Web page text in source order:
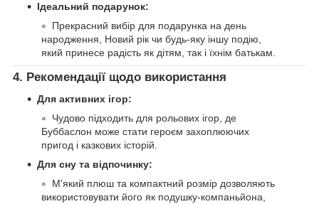
Ідеальний подарунок:
Прекрасний вибір для подарунка на день
народження, Новий рік чи будь-яку іншу подію,
який принесе радість як дітям, так і їхнім батькам.
4. Рекомендації щодо використання
Для активних ігор:
Чудово підходить для рольових ігор, де
Буббаслон може стати героєм захоплюючих
пригод і казкових історій.
Для сну та відпочинку:
М'який плюш та компактний розмір дозволяють
використовувати його як подушку-компаньйона,